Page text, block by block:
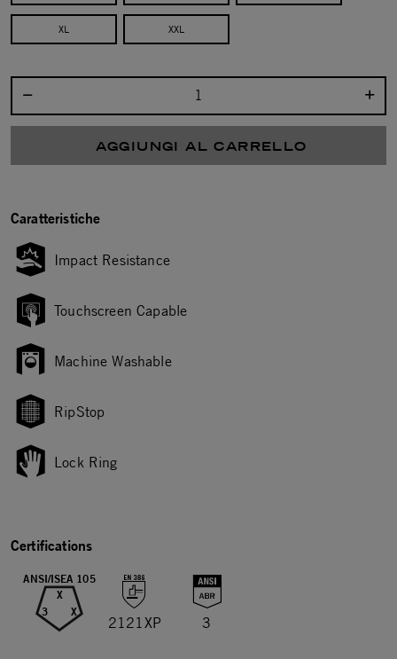
XL XXL
AGGIUNGI AL CARRELLO
Caratteristiche
Impact Resistance
Touchscreen Capable
Machine Washable
RipStop
Lock Ring
Certifications
ANSI/ISEA 105
X
3 X
2121XP 3